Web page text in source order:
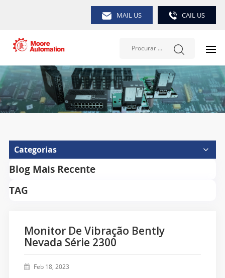
MAIL US CAIL US
Categorias
Blog Mais Recente
TAG
Monitor De Vibração Bently
Nevada Série 2300
Feb 18, 2023